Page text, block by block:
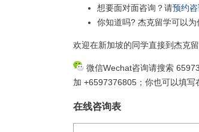
想要面对面咨询？请预约
你知道吗? 杰克留学可以
欢迎在新加坡的同学直接到杰克
微信Wechat咨询请搜索
加 +6597376805；你也可以填写
在线咨询表